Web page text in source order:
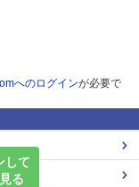
へのログインが必要で
して
る